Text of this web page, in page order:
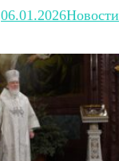
06.01.2026Новости